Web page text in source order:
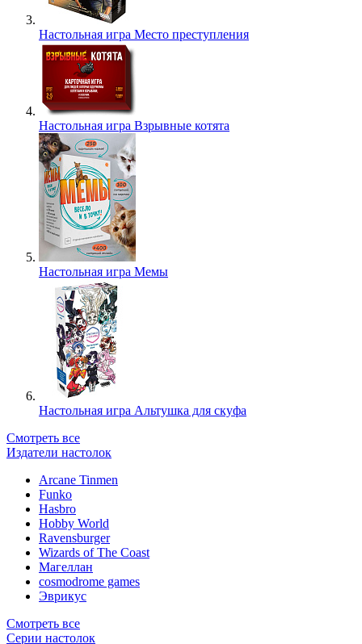
Настольная игра Место преступления
Настольная игра Взрывные котята
Настольная игра Мемы
Настольная игра Альтушка для скуфа
Смотреть все
Издатели настолок
Arcane Tinmen
Funko
Hasbro
Hobby World
Ravensburger
Wizards of The Coast
Магеллан
сosmodrome games
Эврикус
Смотреть все
Серии настолок